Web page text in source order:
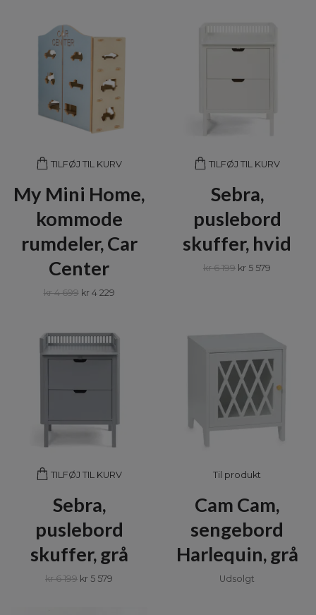
TILFØJ TIL KURV
My Mini Home,
kommode
rumdeler, Car
Center
kr 4 699 kr 4 229
TILFØJ TIL KURV
Sebra,
puslebord
skuffer, hvid
kr 6 199 kr 5 579
TILFØJ TIL KURV
Sebra,
puslebord
skuffer, grå
kr 6 199 kr 5 579
Til produkt
Cam Cam,
sengebord
Harlequin, grå
Udsolgt